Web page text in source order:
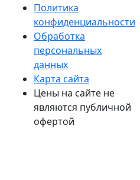
Политика
конфиденциальности
Обработка
персональных
данных
Карта сайта
Цены на сайте не
являются публичной
офертой